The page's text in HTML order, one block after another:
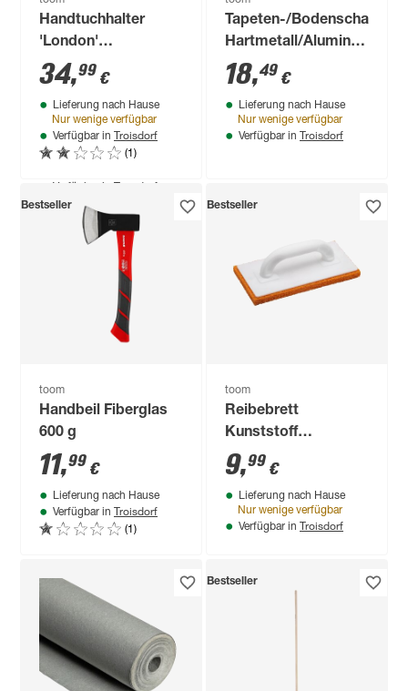
Produktdatenblatt
Troisdorf
Handtuchhalter
'London'
chromfarben matt
gebürstet 38,6 x 6
cm
34,99 €
Lieferung nach Hause
Nur wenige verfügbar
Verfügbar in Troisdorf
(1)
Tapeten-/Bodenschaber
Hartmetall/Aluminium
150 mm
18,49 €
Lieferung nach Hause
Nur wenige verfügbar
Verfügbar in Troisdorf
Bestseller
toom
Handbeil Fiberglas
600 g
11,99 €
Lieferung nach Hause
Verfügbar in Troisdorf
(1)
Bestseller
toom
Reibebrett
Kunststoff
Schwammgummi-
Belag 280 x 140 mm
9,99 €
Lieferung nach Hause
Nur wenige verfügbar
Verfügbar in Troisdorf
Bestseller